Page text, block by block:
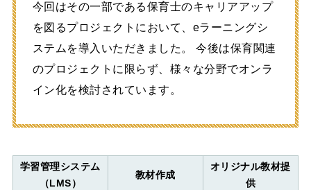
今回はその一部である保育士のキャリアアップ
を図るプロジェクトにおいて、eラーニングシ
ステムを導入いただきました。 今後は保育関連
のプロジェクトに限らず、様々な分野でオンラ
イン化を検討されています。
学習管理システム
（LMS）
教材作成
オリジナル教材提
供